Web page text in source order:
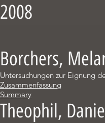
2008
Borchers,
Untersuchungen zur Eignung
Zusammenfassung
Summary
Theophil,